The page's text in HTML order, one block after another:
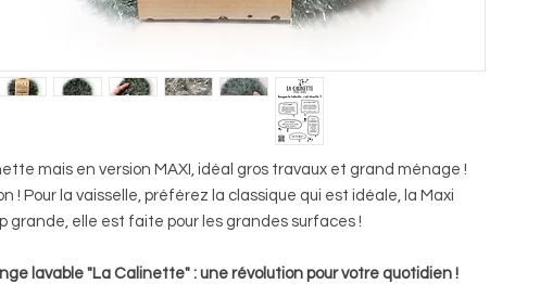
mais en version MAXI, idéal gros travaux et grand ménage !
! Pour la vaisselle, préférez la classique qui est idéale, la Maxi
grande, elle est faite pour les grandes surfaces !
lavable "La Calinette" : une révolution pour votre quotidien !